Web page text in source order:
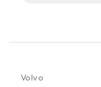
Volvo